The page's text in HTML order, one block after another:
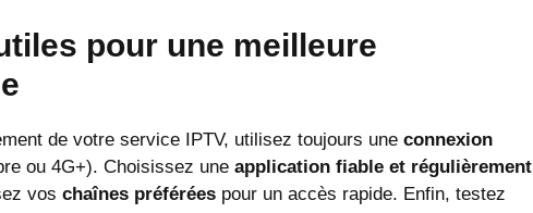
pour une meilleure
de votre service IPTV, utilisez toujours une connexion
ou 4G+). Choisissez une application fiable et régulièrement
vos chaînes préférées pour un accès rapide. Enfin, testez